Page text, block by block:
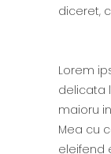
diceret,
Lorem
delicata
maioru
Mea cu
eleifend